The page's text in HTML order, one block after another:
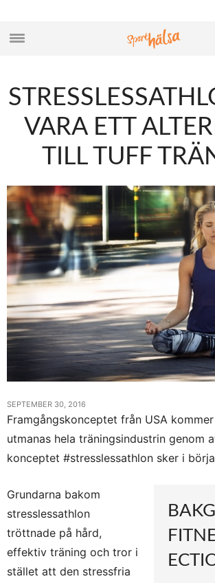
VARA ETT
TILL TUFF
SEPTEMBER 30, 2016
Framgångskonceptet från USA
utmanas hela träningsindustrin genom
konceptet #stresslessathlon sker i
Grundarna bakom
stresslessathlon
tröttnade på hård,
effektiv träning och tror i
stället att den stressfria